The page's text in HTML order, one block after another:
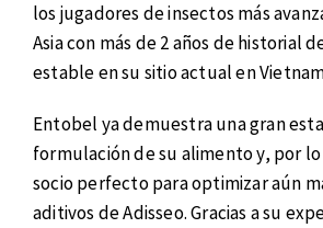
los jugadores de insectos más
Asia con más de 2 años de historial
estable en su sitio actual en
Entobel ya demuestra una gran
formulación de su alimento y, por
socio perfecto para optimizar aún
aditivos de Adisseo. Gracias a su